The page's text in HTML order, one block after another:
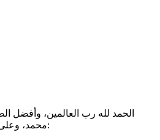
الحمد لله رب العالمين، وأفضل
محمد، وعلى آله وصحبه أجمعين، أما بعد: